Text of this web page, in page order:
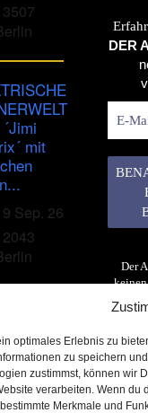
optimales Erlebnis zu
zu speichern
zustimmst, können wir
verarbeiten. Wenn du
Merkmale und
mit
Sep. 26
DER
Der
Daten